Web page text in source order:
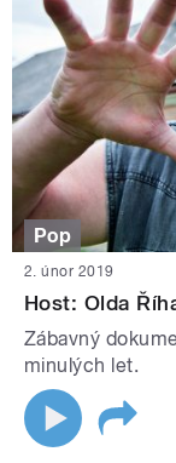
Pop
2. únor 2019
Host: Olda
Zábavný
minulých let.